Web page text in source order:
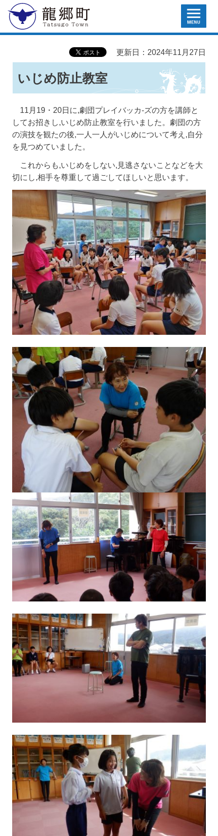
龍郷町 MENU
更新日：2024年11月27日
いじめ防止教室
11月19・20日に,劇団プレイバッカ-ズの方を講師と
してお招きし,いじめ防止教室を行いました。劇団の方
の演技を観たの後,一人一人がいじめについて考え,自分
を見つめていました。
これからも,いじめをしない,見逃さないことなどを大
切にし,相手を尊重して過ごしてほしいと思います。